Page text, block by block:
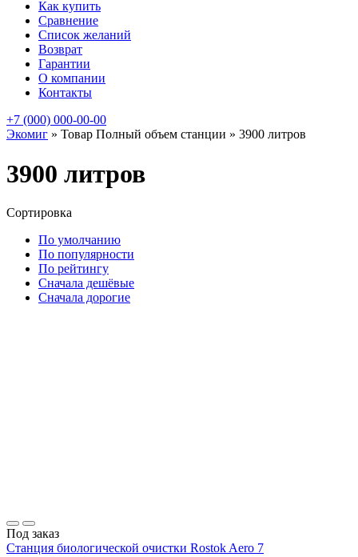
Как купить
Сравнение
Список желаний
Возврат
Гарантии
О компании
Контакты
+7 (000) 000-00-00
Экомиг » Товар Полный объем станции » 3900 литров
3900 литров
Сортировка
По умолчанию
По популярности
По рейтингу
Сначала дешёвые
Сначала дорогие
Под заказ
Станция биологической очистки Rostok Aero 7